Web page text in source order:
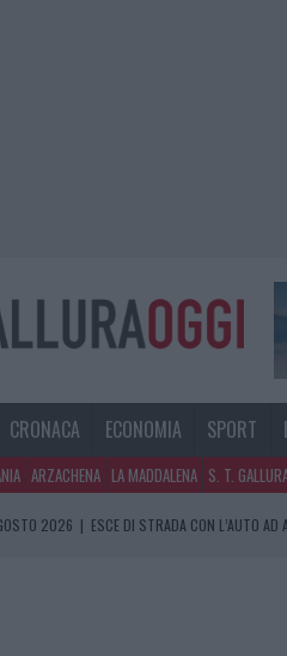
CRONACA ECONOMIA SPORT
ARZACHENA LA MADDALENA S. T.
2026 | TURISTE SI PERDONO A